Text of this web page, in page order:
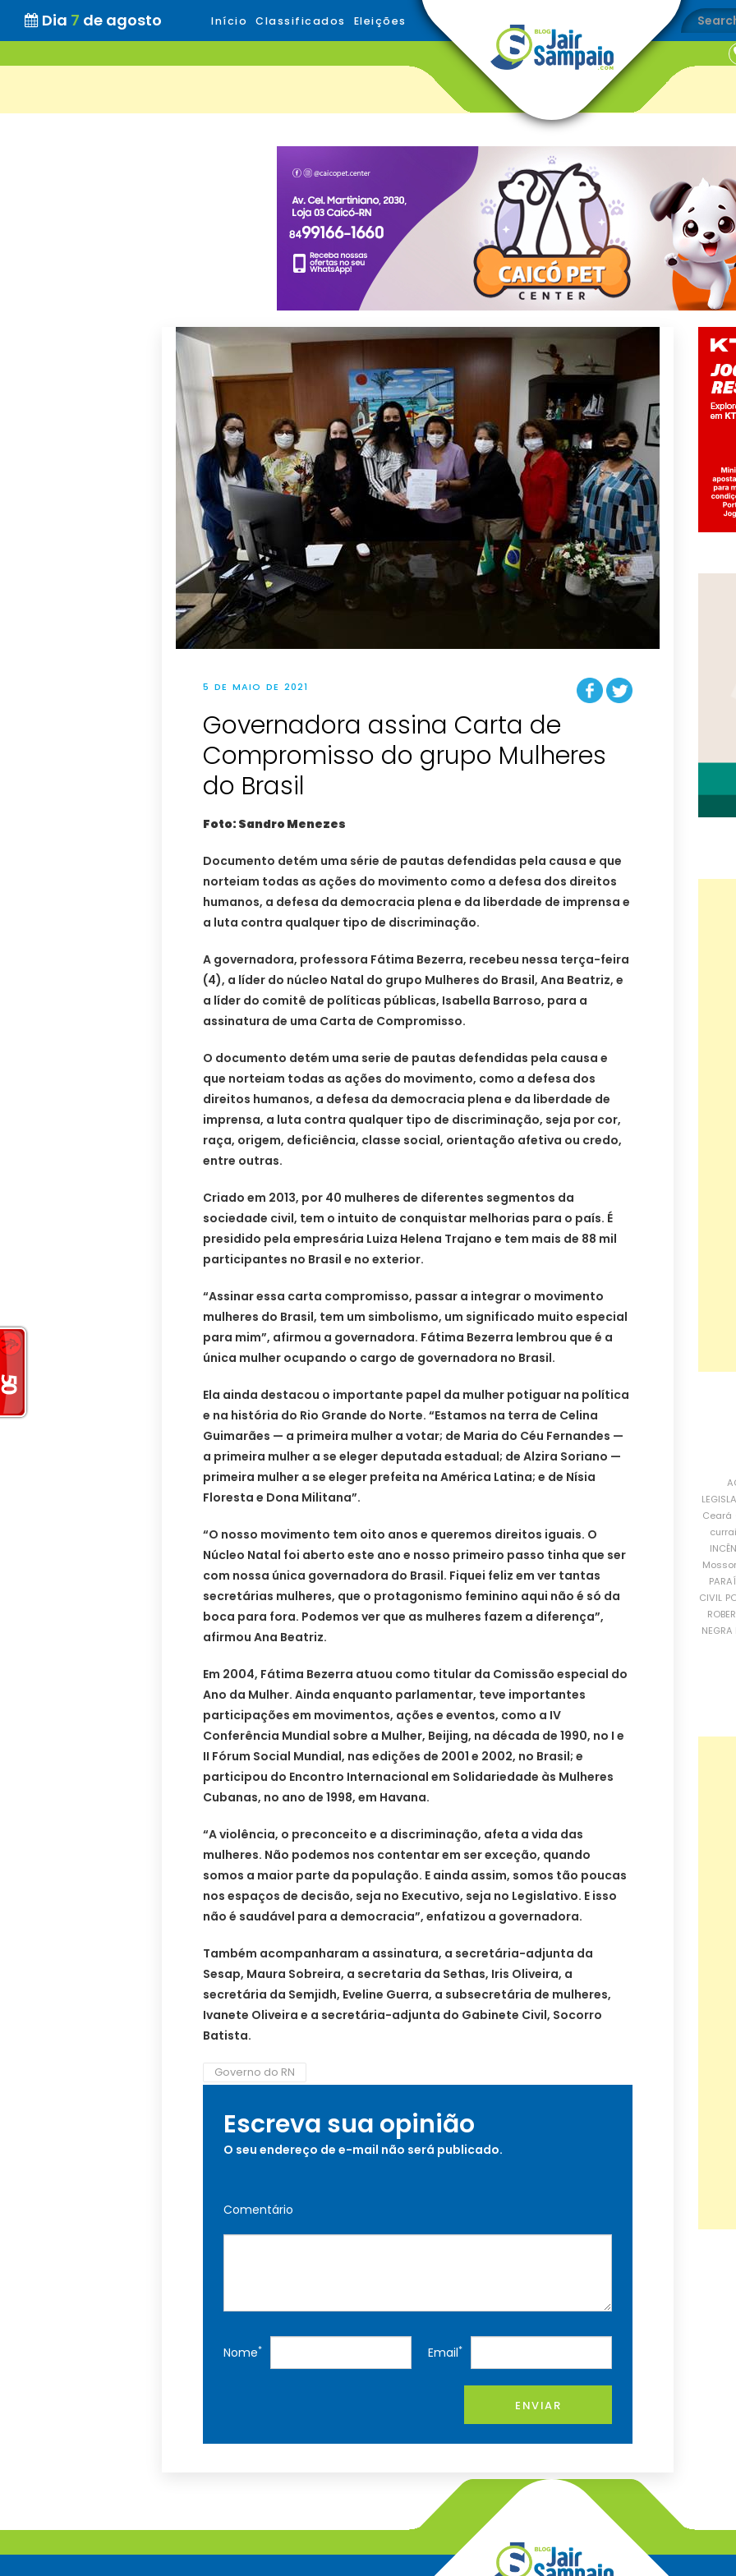
Dia 7 de agosto Início Classificados Eleições
5 DE MAIO DE 2021
Governadora assina Carta de
Compromisso do grupo Mulheres
do Brasil
Foto: Sandro Menezes
Documento detém uma série de pautas defendidas pela causa e que
norteiam todas as ações do movimento como a defesa dos direitos
humanos, a defesa da democracia plena e da liberdade de imprensa e
a luta contra qualquer tipo de discriminação.
A governadora, professora Fátima Bezerra, recebeu nessa terça-feira
(4), a líder do núcleo Natal do grupo Mulheres do Brasil, Ana Beatriz, e
a líder do comitê de políticas públicas, Isabella Barroso, para a
assinatura de uma Carta de Compromisso.
O documento detém uma serie de pautas defendidas pela causa e
que norteiam todas as ações do movimento, como a defesa dos
direitos humanos, a defesa da democracia plena e da liberdade de
imprensa, a luta contra qualquer tipo de discriminação, seja por cor,
raça, origem, deficiência, classe social, orientação afetiva ou credo,
entre outras.
Criado em 2013, por 40 mulheres de diferentes segmentos da
sociedade civil, tem o intuito de conquistar melhorias para o país. É
presidido pela empresária Luiza Helena Trajano e tem mais de 88 mil
participantes no Brasil e no exterior.
“Assinar essa carta compromisso, passar a integrar o movimento
mulheres do Brasil, tem um simbolismo, um significado muito especial
para mim”, afirmou a governadora. Fátima Bezerra lembrou que é a
única mulher ocupando o cargo de governadora no Brasil.
Ela ainda destacou o importante papel da mulher potiguar na política
e na história do Rio Grande do Norte. “Estamos na terra de Celina
Guimarães — a primeira mulher a votar; de Maria do Céu Fernandes —
a primeira mulher a se eleger deputada estadual; de Alzira Soriano —
primeira mulher a se eleger prefeita na América Latina; e de Nísia
Floresta e Dona Militana”.
“O nosso movimento tem oito anos e queremos direitos iguais. O
Núcleo Natal foi aberto este ano e nosso primeiro passo tinha que ser
com nossa única governadora do Brasil. Fiquei feliz em ver tantas
secretárias mulheres, que o protagonismo feminino aqui não é só da
boca para fora. Podemos ver que as mulheres fazem a diferença”,
afirmou Ana Beatriz.
Em 2004, Fátima Bezerra atuou como titular da Comissão especial do
Ano da Mulher. Ainda enquanto parlamentar, teve importantes
participações em movimentos, ações e eventos, como a IV
Conferência Mundial sobre a Mulher, Beijing, na década de 1990, no I e
II Fórum Social Mundial, nas edições de 2001 e 2002, no Brasil; e
participou do Encontro Internacional em Solidariedade às Mulheres
Cubanas, no ano de 1998, em Havana.
“A violência, o preconceito e a discriminação, afeta a vida das
mulheres. Não podemos nos contentar em ser exceção, quando
somos a maior parte da população. E ainda assim, somos tão poucas
nos espaços de decisão, seja no Executivo, seja no Legislativo. E isso
não é saudável para a democracia”, enfatizou a governadora.
Também acompanharam a assinatura, a secretária-adjunta da
Sesap, Maura Sobreira, a secretaria da Sethas, Iris Oliveira, a
secretária da Semjidh, Eveline Guerra, a subsecretária de mulheres,
Ivanete Oliveira e a secretária-adjunta do Gabinete Civil, Socorro
Batista.
Governo do RN
Escreva sua opinião
O seu endereço de e-mail não será publicado.
Comentário
Nome* Email*
ENVIAR
Ceará
CIVIL
NEGRA